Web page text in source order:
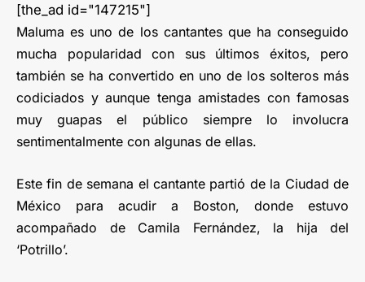
[the_ad id="147215"]
Maluma es uno de los cantantes que ha conseguido
mucha popularidad con sus últimos éxitos, pero
también se ha convertido en uno de los solteros más
codiciados y aunque tenga amistades con famosas
muy guapas el público siempre lo involucra
sentimentalmente con algunas de ellas.
Este fin de semana el cantante partió de la Ciudad de
México para acudir a Boston, donde estuvo
acompañado de Camila Fernández, la hija del
‘Potrillo’.